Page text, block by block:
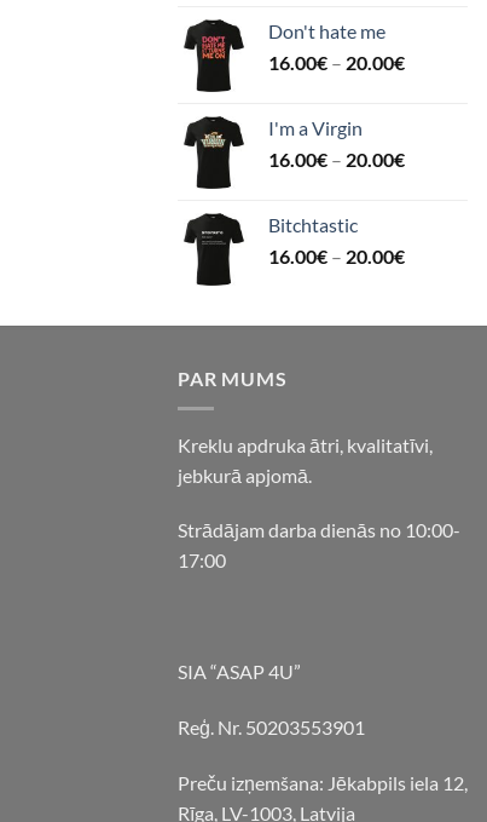
Don't hate me
16.00€ – 20.00€
I'm a Virgin
16.00€ – 20.00€
Bitchtastic
16.00€ – 20.00€
PAR MUMS
Kreklu apdruka ātri, kvalitatīvi,
jebkurā apjomā.
Strādājam darba dienās no 10:00-
17:00
SIA “ASAP 4U”
Reģ. Nr. 50203553901
Preču izņemšana: Jēkabpils iela 12,
Rīga, LV-1003, Latvija